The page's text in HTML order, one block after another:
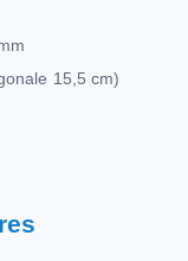
15,5 cm)